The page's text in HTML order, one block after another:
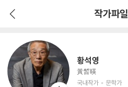
작가파일
황석영
黃晳暎
국내작가
문학가